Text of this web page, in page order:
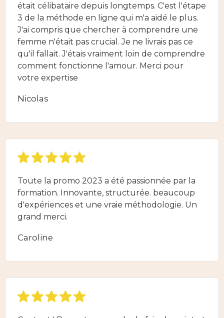
était célibataire depuis longtemps. C'est l'étape
3 de la méthode en ligne qui m'a aidé le plus.
J'ai compris que chercher à comprendre une
femme n'était pas crucial. Je ne livrais pas ce
qu'il fallait. J'étais vraiment loin de comprendre
comment fonctionne l'amour. Merci pour
votre expertise
Nicolas
Toute la promo 2023 a été passionnée par la
formation. Innovante, structurée. beaucoup
d'expériences et une vraie méthodologie. Un
grand merci.
Caroline